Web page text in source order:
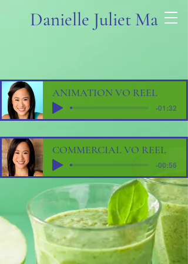
Danielle Juliet Ma
ANIMATION VO REEL
-01:32
COMMERCIAL VO REEL
-00:56